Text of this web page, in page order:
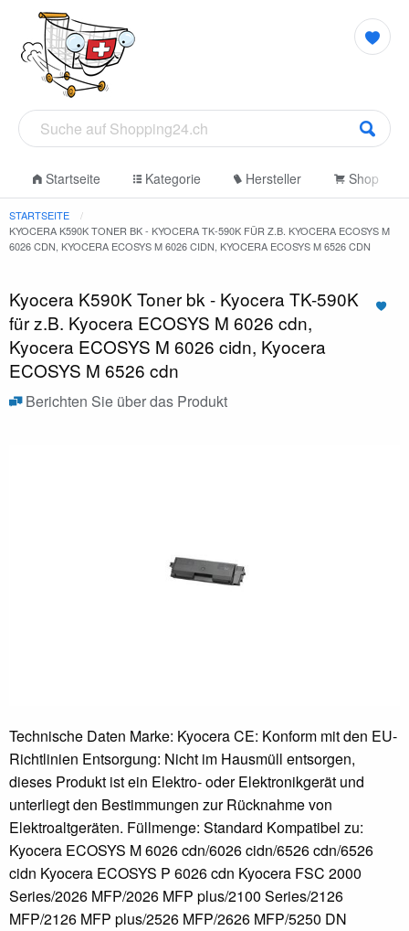
Startseite Kategorie Hersteller Shop
STARTSEITE
KYOCERA K590K TONER BK - KYOCERA TK-590K FÜR Z.B. KYOCERA ECOSYS M
6026 CDN, KYOCERA ECOSYS M 6026 CIDN, KYOCERA ECOSYS M 6526 CDN
Kyocera K590K Toner bk - Kyocera TK-590K
für z.B. Kyocera ECOSYS M 6026 cdn,
Kyocera ECOSYS M 6026 cidn, Kyocera
ECOSYS M 6526 cdn
Berichten Sie über das Produkt
Technische Daten Marke: Kyocera CE: Konform mit den EU-
Richtlinien Entsorgung: Nicht im Hausmüll entsorgen,
dieses Produkt ist ein Elektro- oder Elektronikgerät und
unterliegt den Bestimmungen zur Rücknahme von
Elektroaltgeräten. Füllmenge: Standard Kompatibel zu:
Kyocera ECOSYS M 6026 cdn/6026 cidn/6526 cdn/6526
cidn Kyocera ECOSYS P 6026 cdn Kyocera FSC 2000
Series/2026 MFP/2026 MFP plus/2100 Series/2126
MFP/2126 MFP plus/2526 MFP/2626 MFP/5250 DN